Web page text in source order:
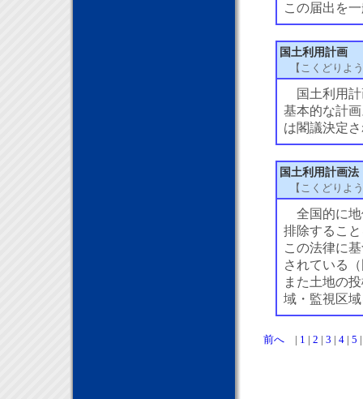
この届出を
国土利用計画
【こくどりよ
国土利用計
基本的な計
は閣議決定
国土利用計画法
【こくどりよ
全国的に地
排除するこ
この法律に
されている
また土地の
域・監視区
前へ| 1 | 2 | 3 | 4| 5